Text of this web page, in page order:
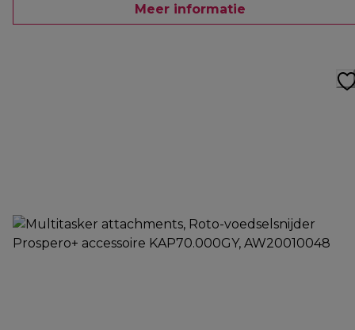
Meer informatie